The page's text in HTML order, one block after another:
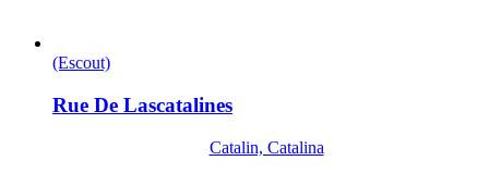
(Escout)
Rue De Lascatalines
Catalin, Catalina